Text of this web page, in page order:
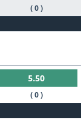
( 0 )
5.50
( 0 )